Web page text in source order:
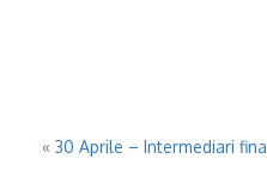
« 30 Aprile – Intermediari